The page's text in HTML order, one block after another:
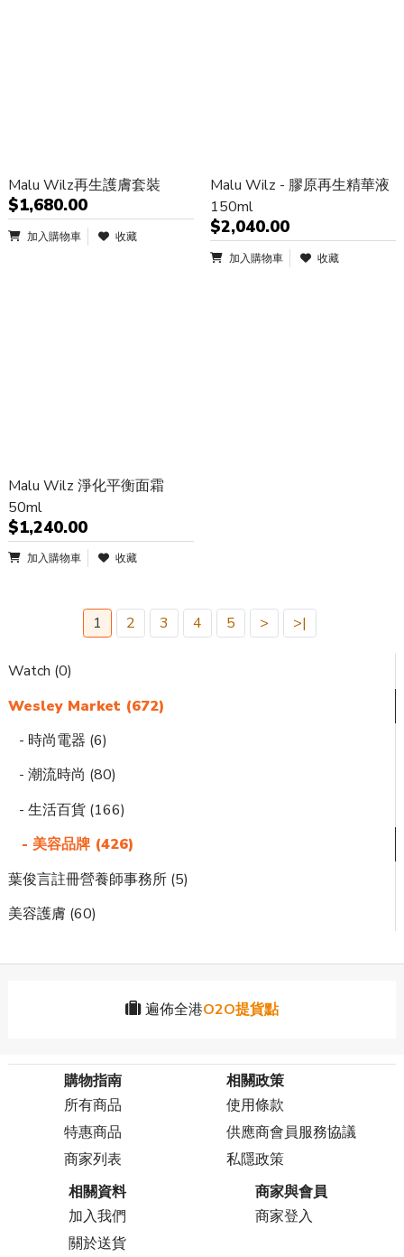
Malu Wilz再生護膚套裝
$1,680.00
加入購物車 收藏
Malu Wilz - 膠原再生精華液
150ml
$2,040.00
加入購物車 收藏
Malu Wilz 淨化平衡面霜
50ml
$1,240.00
加入購物車 收藏
1 2 3 4 5 > >|
Watch (0)
Wesley Market (672)
- 時尚電器 (6)
- 潮流時尚 (80)
- 生活百貨 (166)
- 美容品牌 (426)
葉俊言註冊營養師事務所 (5)
美容護膚 (60)
遍佈全港O2O提貨點
購物指南
所有商品
特惠商品
商家列表
相關政策
使用條款
供應商會員服務協議
私隱政策
相關資料
加入我們
關於送貨
商家與會員
商家登入